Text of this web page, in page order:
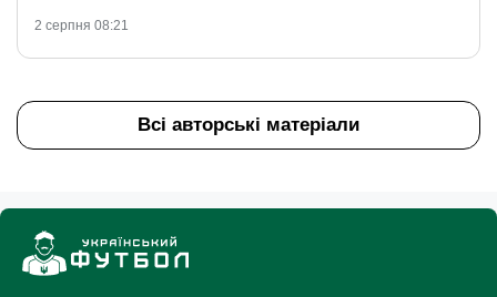
2 серпня 08:21
Всі авторські матеріали